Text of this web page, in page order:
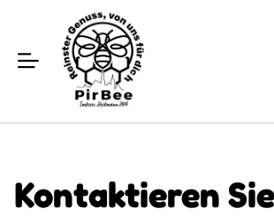
Kontaktieren